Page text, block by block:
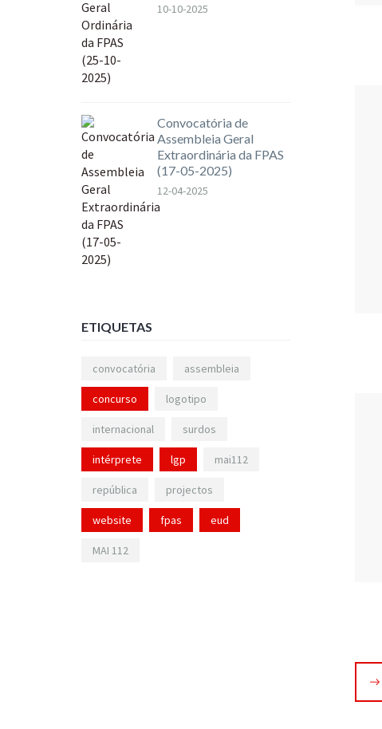
10-10-2025
Convocatória de
Assembleia Geral
Extraordinária da FPAS
(17-05-2025)
12-04-2025
ETIQUETAS
convocatória assembleia
concurso logotipo
internacional surdos
intérprete lgp mai112
república projectos
website fpas eud
MAI 112